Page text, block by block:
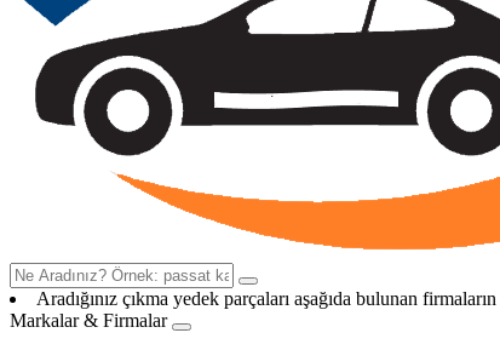
Aradığınız çıkma yedek parçaları aşağıda bulunan
Markalar & Firmalar